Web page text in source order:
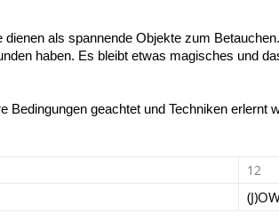
als spannende Objekte zum
haben. Es bleibt etwas magisches und
geachtet und Techniken erlernt
12